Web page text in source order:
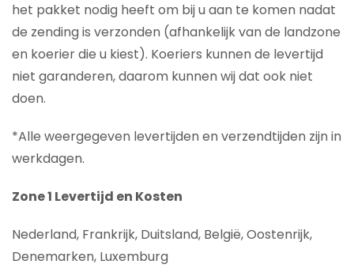
het pakket nodig heeft om bij u aan te komen nadat
de zending is verzonden (afhankelijk van de landzone
en koerier die u kiest). Koeriers kunnen de levertijd
niet garanderen, daarom kunnen wij dat ook niet
doen.
*Alle weergegeven levertijden en verzendtijden zijn in
werkdagen.
Zone 1 Levertijd en Kosten
Nederland, Frankrijk, Duitsland, België, Oostenrijk,
Denemarken, Luxemburg